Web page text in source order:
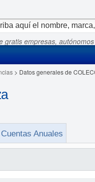
gratis empresas,
> Datos generales de
Cuentas Anuales